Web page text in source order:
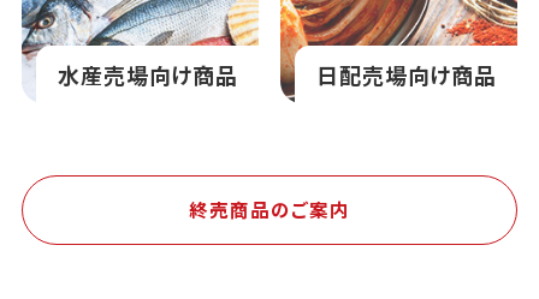
水産売場向け商品 日配売場向け商品
終売商品のご案内